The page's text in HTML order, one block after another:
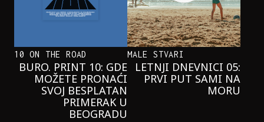
10 ON THE ROAD
BURO. PRINT 10: GDE
MOŽETE PRONAĆI
SVOJ BESPLATAN
PRIMERAK U
BEOGRADU
MALE STVARI
LETNJI DNEVNICI 05:
PRVI PUT SAMI NA
MORU